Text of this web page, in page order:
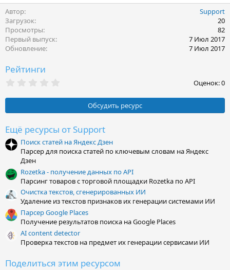
Автор
Support
Загрузок
20
Просмотры
82
Первый выпуск
7 Июл 2017
Обновление
7 Июл 2017
Рейтинги
0
з
ё
з
д
Оценок: 0
Обсудить ресурс
Ещё ресурсы от Support
Поиск статей на Яндекс Дзен
Парсер для поиска статей по ключевым словам на Яндекс
Дзен
Rozetka - получение данных по API
Парсинг товаров с торговой площадки Rozetka по API
Очистка текстов, сгенерированных ИИ
Удаление из текстов признаков их генерации системами ИИ
Парсер Google Places
Получение результатов поиска на Google Places
AI content detector
Проверка текстов на предмет их генерации сервисами ИИ
Поделиться этим ресурсом